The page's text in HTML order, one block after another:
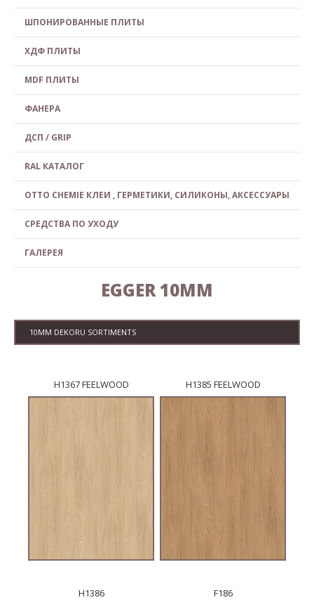
ШПОНИРОВАННЫЕ ПЛИТЫ
ХДФ ПЛИТЫ
MDF ПЛИТЫ
ФАНЕРА
ДСП / GRIP
RAL КАТАЛОГ
OTTO CHEMIE КЛЕИ , ГЕРМЕТИКИ, СИЛИКОНЫ, АКСЕССУАРЫ
СРЕДСТВА ПО УХОДУ
ГАЛЕРЕЯ
EGGER 10MM
10MM DEKORU SORTIMENTS
H1367 FEELWOOD H1385 FEELWOOD
H1386 F186